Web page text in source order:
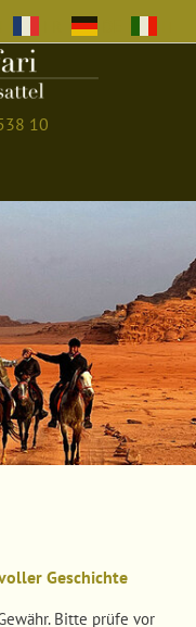
10
Geschichte
Bitte prüfe vor